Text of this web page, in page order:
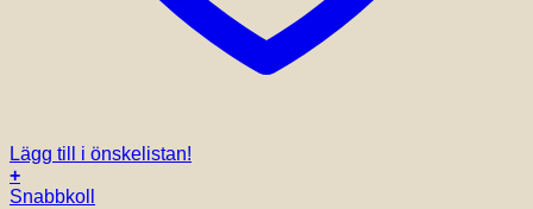
Lägg till i önskelistan!
+
Snabbkoll